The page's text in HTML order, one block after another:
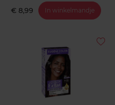
€ 8,99 In winkelmandje